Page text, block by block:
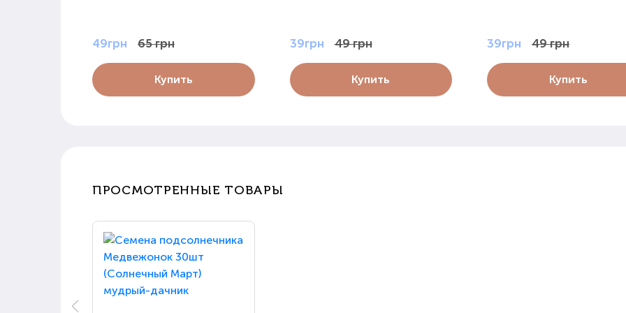
49грн 65 грн
Купить
39грн 49 грн
Купить
39грн 49 грн
Купить
ПРОСМОТРЕННЫЕ ТОВАРЫ